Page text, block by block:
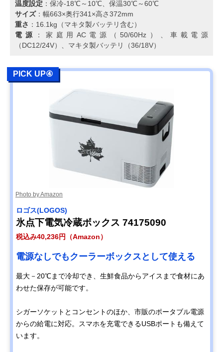
温度設定 ：保冷-18℃～10℃、保温30℃～60℃
サイズ：幅663×奥行341×高さ372mm
重さ ：16.1kg（マキタ製バッテリ含む）
電源
：家庭用AC電源（50/60Hz）、車載電源
（DC12/24V）、マキタ製バッテリ（36/18V）
PICK UP④
Photo by Amazon
ロゴス(LOGOS)
氷点下電気冷蔵ボックス 74175090
税込み40,236円（Amazon）
電源なしでもクーラーボックスとして使える
最大－20℃まで冷却でき、生鮮食品からアイスまで食材にあ
わせた保存が可能です。
シガーソケットとコンセントのほか、市販のポータブル電源
からの給電に対応。スマホを充電できるUSBポートも備えて
います。